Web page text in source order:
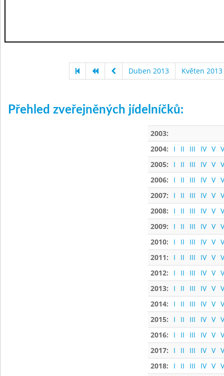
Duben 2013 Květen 2013
Přehled zveřejněných jídelníčků:
2003:
2004:
I II III IV V
2005:
I II III IV V
2006:
I II III IV V
2007:
I II III IV V
2008:
I II III IV V
2009:
I II III IV V
2010:
I II III IV V
2011:
I II III IV V
2012:
I II III IV V
2013:
I II III IV V
2014:
I II III IV V
2015:
I II III IV V
2016:
I II III IV V
2017:
I II III IV V
2018:
I II III IV V